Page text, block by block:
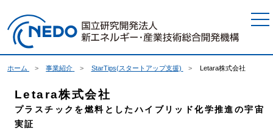
ホーム 事業紹介 StarTips(スタートアップ支援) Letara株式会社
Letara株式会社
プラスチックを燃料としたハイブリッド化学推進の宇宙
実証